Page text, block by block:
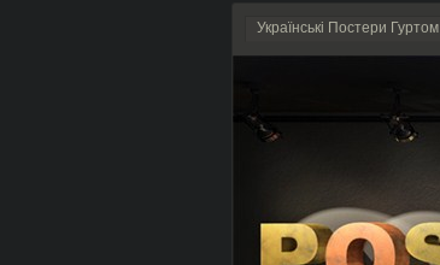
Українські Постери Гуртом